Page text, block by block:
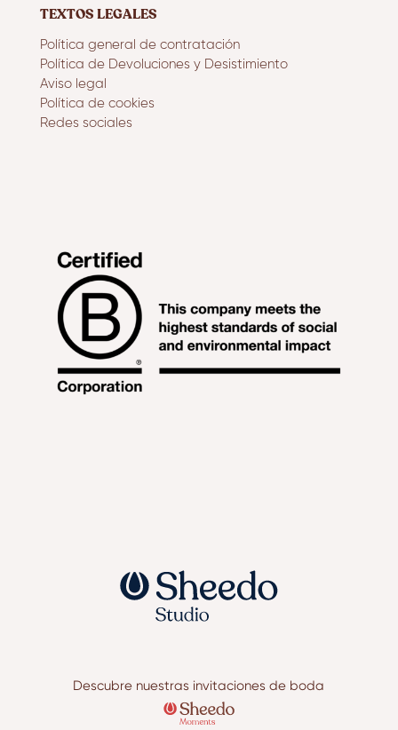
TEXTOS LEGALES
Política general de contratación
Política de Devoluciones y Desistimiento
Aviso legal
Política de cookies
Redes sociales
Descubre nuestras invitaciones de boda